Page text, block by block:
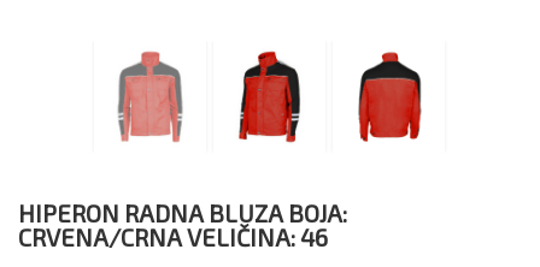
HIPERON RADNA BLUZA BOJA:
CRVENA/CRNA VELIČINA: 46